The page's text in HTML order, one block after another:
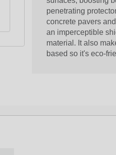
penetrating
concrete pavers
an imperceptible
material. It also
based so it's eco-